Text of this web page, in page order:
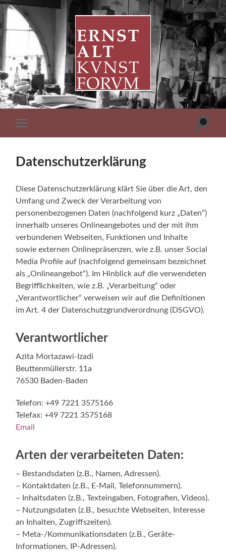
ERNST
ALT
KUNSTFORUM
Menü
Datenschutzerklärung
Diese Datenschutzerklärung klärt Sie über die Art, den
Umfang und Zweck der Verarbeitung von
personenbezogenen Daten (nachfolgend kurz „Daten“)
innerhalb unseres Onlineangebotes und der mit ihm
verbundenen Webseiten, Funktionen und Inhalte
sowie externen Onlinepräsenzen, wie z.B. unser Social
Media Profile auf (nachfolgend gemeinsam bezeichnet
als „Onlineangebot“). Im Hinblick auf die verwendeten
Begrifflichkeiten, wie z.B. „Verarbeitung“ oder
„Verantwortlicher“ verweisen wir auf die Definitionen
im Art. 4 der Datenschutzgrundverordnung (DSGVO).
Verantwortlicher
Azita Mortazawi-Izadi
Beuttenmüllerstr. 11a
76530 Baden-Baden
Telefon: +49 7221 3575166
Telefax: +49 7221 3575168
Email
Arten der verarbeiteten Daten:
– Bestandsdaten (z.B., Namen, Adressen).
– Kontaktdaten (z.B., E-Mail, Telefonnummern).
– Inhaltsdaten (z.B., Texteingaben, Fotografien, Videos).
– Nutzungsdaten (z.B., besuchte Webseiten, Interesse
an Inhalten, Zugriffszeiten).
– Meta-/Kommunikationsdaten (z.B., Geräte-
Informationen, IP-Adressen).